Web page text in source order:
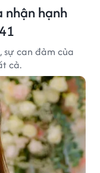
nhận hạnh
can đảm của
cả.